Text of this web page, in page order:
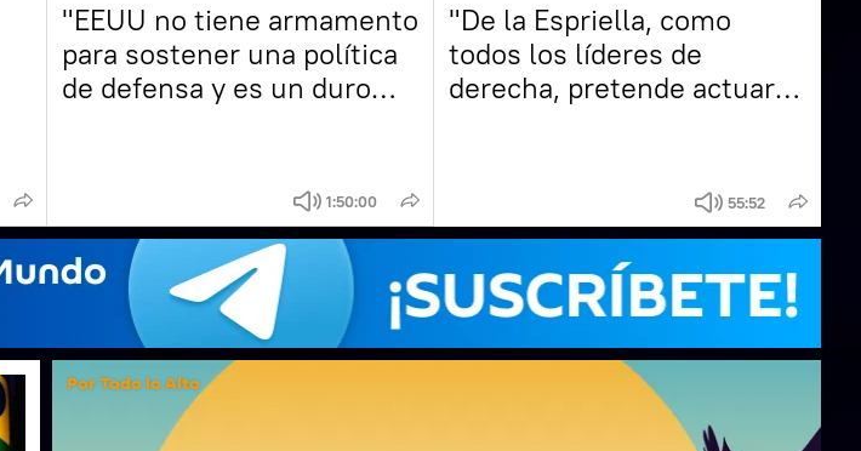
"EEUU no tiene armamento
para sostener una política
de defensa y es un duro
1:50:00
"De la Espriella, como
todos los líderes de
derecha, pretende actuar
55:52
Por Todo lo Alto